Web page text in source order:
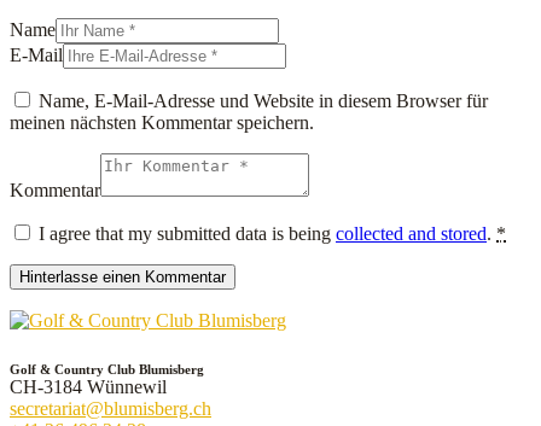
Name
E-Mail
Name, E-Mail-Adresse und Website in diesem Browser für
meinen nächsten Kommentar speichern.
Kommentar
I agree that my submitted data is being collected and stored. *
Golf & Country Club Blumisberg
CH-3184 Wünnewil
secretariat@blumisberg.ch